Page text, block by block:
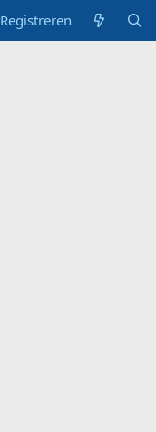
Registreren